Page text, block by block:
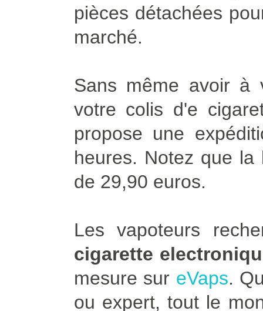
pièces détachées
marché.
Sans même avoir à
votre colis d'e
propose une
heures. Notez que
de 29,90 euros.
Les vapoteurs
cigarette
mesure sur eVaps.
ou expert, tout le